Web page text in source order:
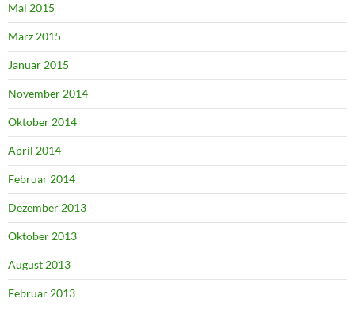
Mai 2015
März 2015
Januar 2015
November 2014
Oktober 2014
April 2014
Februar 2014
Dezember 2013
Oktober 2013
August 2013
Februar 2013